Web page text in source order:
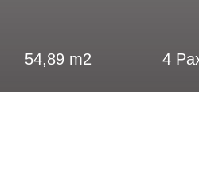
54,89 m2 4